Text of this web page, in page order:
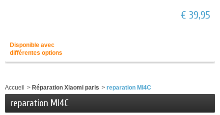
€ 39,95
Disponible avec
différentes options
Accueil > Réparation Xiaomi paris > reparation MI4C
reparation MI4C